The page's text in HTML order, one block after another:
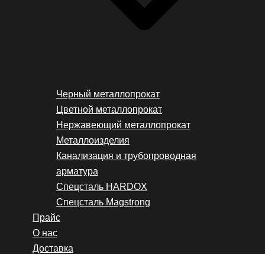
Черный металлопрокат
Цветной металлопрокат
Нержавеющий металлопрокат
Металлоизделия
Канализация и трубопроводная
арматура
Спецсталь HARDOX
Спецсталь Magstrong
Прайс
О нас
Доставка